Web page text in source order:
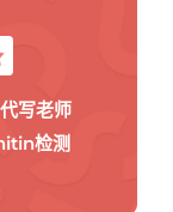
写老师
检测